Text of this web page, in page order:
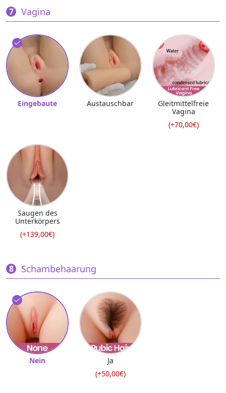
Vagina
Eingebaute Austauschbar
Gleitmittelfreie
Vagina
(+70,00€)
Saugen des
Unterkörpers
(+139,00€)
Schambehaarung
Nein
Ja
(+50,00€)